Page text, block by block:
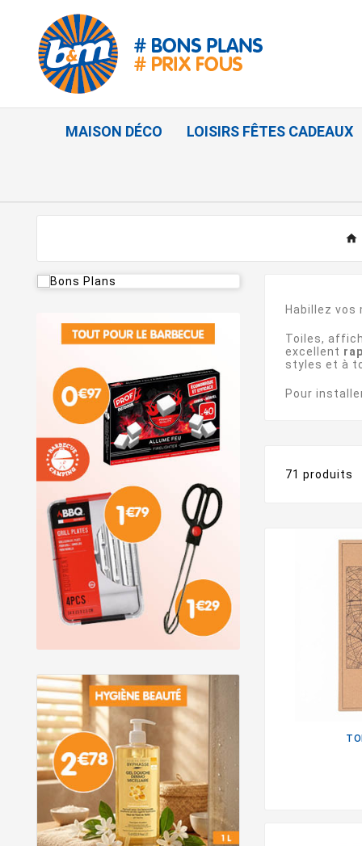
MAISON DÉCO LOISIRS FÊTES CADEAUX
Habillez
Toiles,
excellent
styles et à
Pour
71 produits